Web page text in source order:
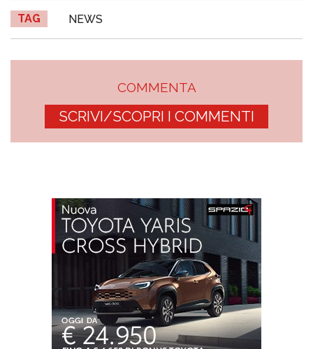
TAG NEWS
COMMENTA
SCRIVI/SCOPRI I COMMENTI